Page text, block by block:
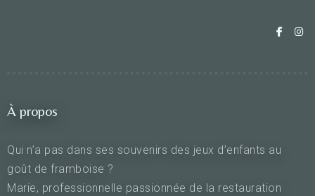
À propos
Qui n’a pas dans ses souvenirs des jeux d’enfants au
goût de framboise ?
Marie, professionnelle passionnée de la restauration